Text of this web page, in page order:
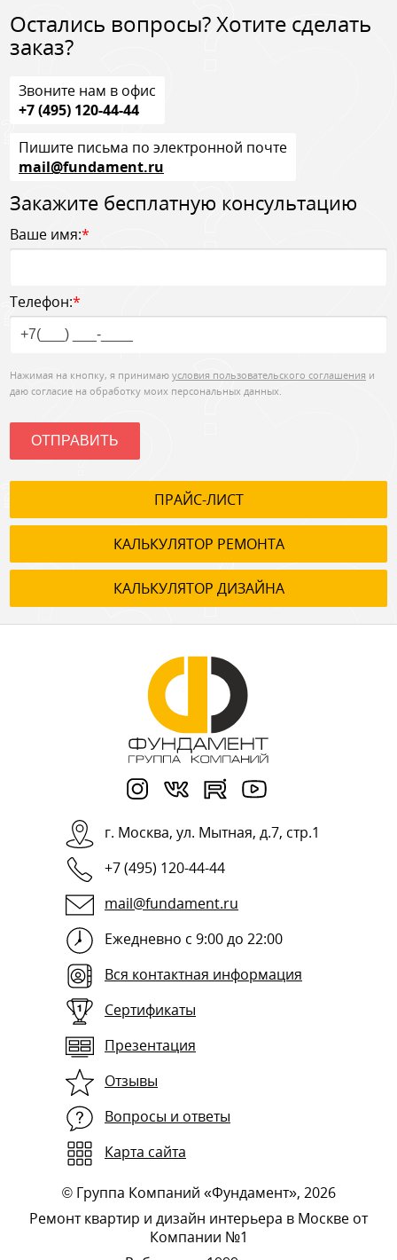
Остались вопросы? Хотите сделать
заказ?
Звоните нам в офис
+7 (495) 120-44-44
Пишите письма по электронной почте
mail@fundament.ru
Закажите бесплатную консультацию
Ваше имя:*
Телефон:*
Нажимая на кнопку, я принимаю условия пользовательского соглашения и
даю согласие на обработку моих персональных данных.
ОТПРАВИТЬ
ПРАЙС-ЛИСТ
КАЛЬКУЛЯТОР РЕМОНТА
КАЛЬКУЛЯТОР ДИЗАЙНА
г. Москва, ул. Мытная, д.7, стр.1
+7 (495) 120-44-44
mail@fundament.ru
Ежедневно с 9:00 до 22:00
Вся контактная информация
Сертификаты
Презентация
Отзывы
Вопросы и ответы
Карта сайта
© Группа Компаний «Фундамент», 2026
Ремонт квартир и дизайн интерьера в Москве от
Компании №1